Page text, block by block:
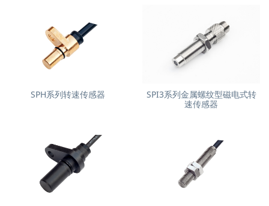
SPH系列转速传感器
SPI3系列金属螺纹型磁电式转
速传感器